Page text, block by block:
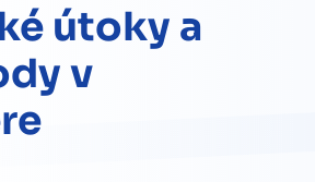
útoky a
v